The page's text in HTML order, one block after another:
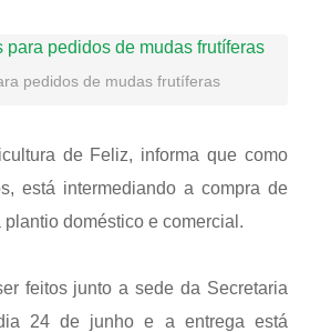
pedidos de mudas frutíferas
de Feliz, informa que como
está intermediando a compra de
plantio doméstico e comercial.
feitos junto a sede da Secretaria
24 de junho e a entrega está